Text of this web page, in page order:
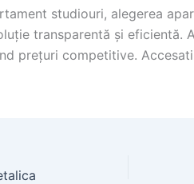
studiouri, alegerea
transparentă și eficientă.
prețuri competitive.